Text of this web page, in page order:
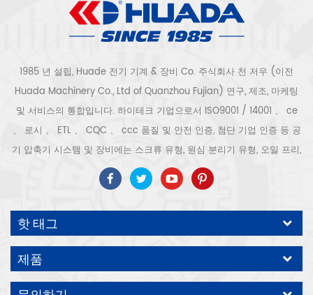
1985 년 설립, Huade 전기 기계 & 장비 Co. 주식회사 천 저우 (이전
Huada Machinery Co., Ltd of Quanzhou Fujian) 연구, 제조, 마케팅
및 서비스의 통합입니다. 하이테크 기업으로서 ISO9001 / 14001 、 ce
、 로시 、 ETL 、 CQC 、 ccc 품질 및 안전 인증, 첨단 기업 인증 등 공
기 압축기 시스템 및 장비에는 스크류 유형, 원심 분리기 유형, 오일 프리,
스크롤 유형, 피스톤 유형, 건조기, 필터, 배수기, 완전한 공기 압축기 생산
라인 등이 포함됩니다. 보다 300 가지 유형의 공기 압축기 산업 전문가
우리 회사는 보다 30 년 경력 from 압력 용기, 전기 모터, 정밀 부품 가공
및 장비에 대한 최고의 부품 주조 조립. 또한 우리 회사는 영구 자석 서보
모터의 자체 핵심 프로세스를 개발하고 관련 기술 특허를 획득하여 국가
에너지 절약 및 환경 보호 기술 발전에 기여했습니다. 우리 자신의 브랜
드 공기 압축기를 기대하십시오, ODM / OEM 수락입니다.
핫 태그
제품